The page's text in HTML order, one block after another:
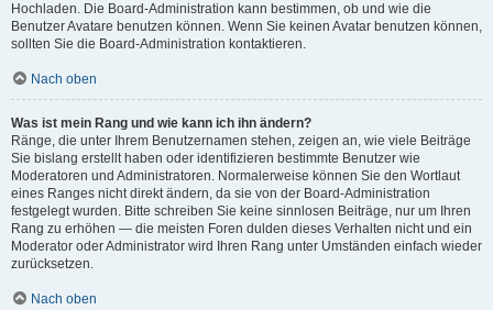
Hochladen. Die Board-Administration kann bestimmen, ob und wie die
Benutzer Avatare benutzen können. Wenn Sie keinen Avatar benutzen können,
sollten Sie die Board-Administration kontaktieren.
Nach oben
Was ist mein Rang und wie kann ich ihn ändern?
Ränge, die unter Ihrem Benutzernamen stehen, zeigen an, wie viele Beiträge
Sie bislang erstellt haben oder identifizieren bestimmte Benutzer wie
Moderatoren und Administratoren. Normalerweise können Sie den Wortlaut
eines Ranges nicht direkt ändern, da sie von der Board-Administration
festgelegt wurden. Bitte schreiben Sie keine sinnlosen Beiträge, nur um Ihren
Rang zu erhöhen — die meisten Foren dulden dieses Verhalten nicht und ein
Moderator oder Administrator wird Ihren Rang unter Umständen einfach wieder
zurücksetzen.
Nach oben